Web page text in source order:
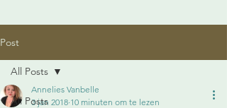
Post
All Posts
All Posts
Annelies Vanbelle
3 jan 2018 10 minuten om te lezen